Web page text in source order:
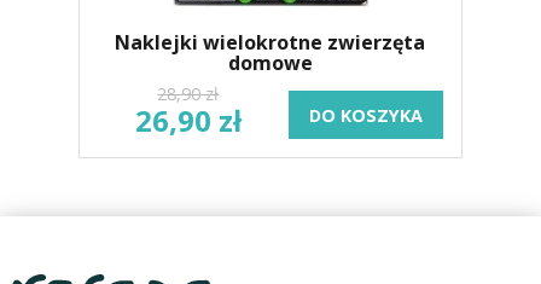
Naklejki wielokrotne zwierzęta
domowe
28,90 zł
26,90 zł DO KOSZYKA